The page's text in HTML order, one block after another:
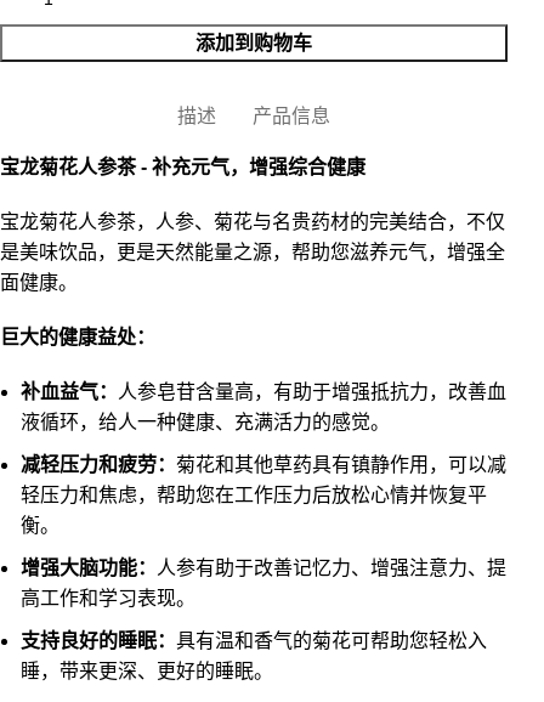
添加到购物车
描述 产品信息
宝龙菊花人参茶 - 补充元气，增强综合健康
宝龙菊花人参茶，人参、菊花与名贵药材的完美结合，不仅
是美味饮品，更是天然能量之源，帮助您滋养元气，增强全
面健康。
巨大的健康益处：
补血益气：
人参皂苷含量高，有助于增强抵抗力，改善血
液循环，给人一种健康、充满活力的感觉。
减轻压力和疲劳：菊花和其他草药具有镇静作用，可以减
轻压力和焦虑，帮助您在工作压力后放松心情并恢复平
衡。
增强大脑功能：
人参有助于改善记忆力、增强注意力、提
高工作和学习表现。
支持良好的睡眠：具有温和香气的菊花可帮助您轻松入
睡，带来更深、更好的睡眠。